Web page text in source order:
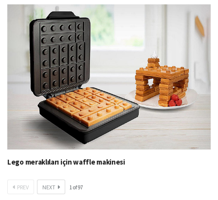
Lego meraklıları için waffle makinesi
PREV NEXT 1 of97